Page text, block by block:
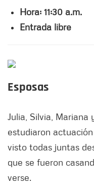
Hora: 11:30 a.m.
Entrada libre
Esposas
Julia, Silvia, Mariana
estudiaron
visto todas juntas
que se fueron
verse.